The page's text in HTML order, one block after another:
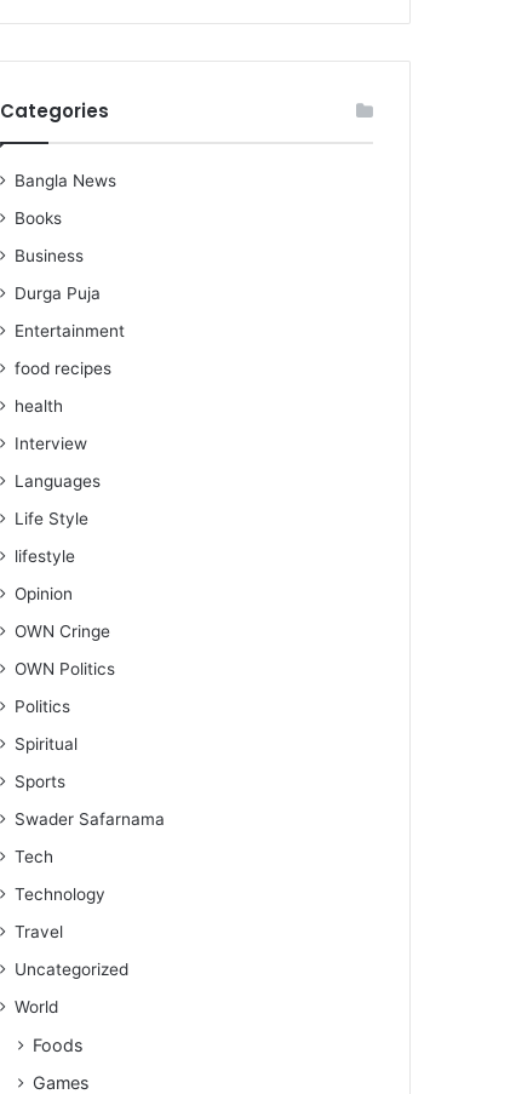
Categories
Bangla News
Books
Business
Durga Puja
Entertainment
food recipes
health
Interview
Languages
Life Style
lifestyle
Opinion
OWN Cringe
OWN Politics
Politics
Spiritual
Sports
Swader Safarnama
Tech
Technology
Travel
Uncategorized
World
Foods
Games